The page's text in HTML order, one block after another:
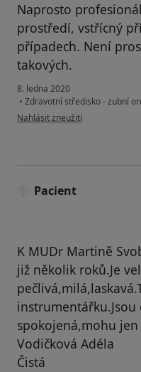
Naprosto
prostředí, vstřícný
případech. Není
takových.
8. ledna 2020
• Zdravotní středisko - zubní
podle názoru uživatele Váš účet
Nahlásit zneužití
Pacient
K MUDr Martině
již několik roků.Je
spokojená,mohu
Vodičková Adéla
Čistá